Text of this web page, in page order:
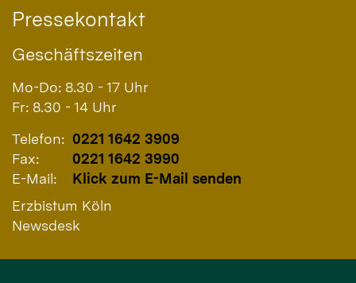
Pressekontakt
Geschäftszeiten
Mo-Do: 8.30 - 17 Uhr
Fr: 8.30 - 14 Uhr
Telefon: 0221 1642 3909
Fax:
0221 1642 3990
E-Mail:
Klick zum E-Mail senden
Erzbistum Köln
Newsdesk